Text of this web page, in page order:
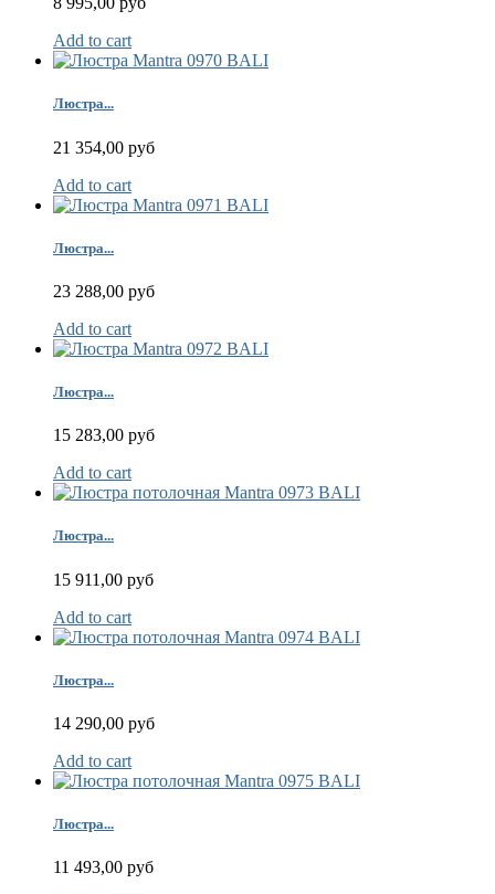
Add to cart
Люстра...
21 354,00 руб
Add to cart
Люстра...
23 288,00 руб
Add to cart
Люстра...
15 283,00 руб
Add to cart
Люстра...
15 911,00 руб
Add to cart
Люстра...
14 290,00 руб
Add to cart
Люстра...
11 493,00 руб